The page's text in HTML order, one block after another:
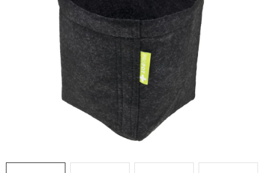
SMARTER GARTEN
Geschäftsbewertung Kaufberatung AGB
Blog
Datenschutzerklärung Impressum